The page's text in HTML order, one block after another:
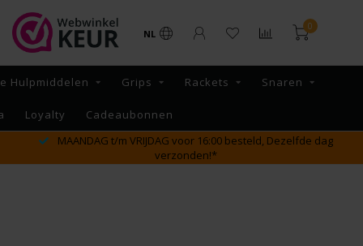
NL
0
Hulpmiddelen Grips Rackets Snaren
Loyalty
Cadeaubonnen
MAANDAG t/m VRIJDAG voor 16:00 besteld, Dezelfde dag
verzonden!*